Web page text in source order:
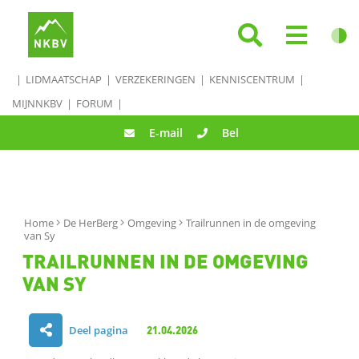
LIDMAATSCHAP VERZEKERINGEN
KENNISCENTRUM
MIJNNKBV
FORUM
E-mail Bel
Home De HerBerg Omgeving
Trailrunnen in de omgeving
van Sy
TRAILRUNNEN IN DE OMGEVING
VAN SY
Deel pagina 21.04.2026